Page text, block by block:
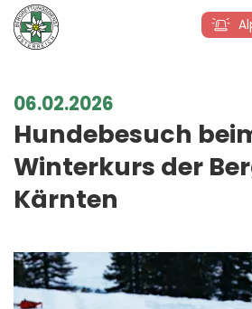
06.02.2026
Hundebesuch
Winterkurs der
Kärnten